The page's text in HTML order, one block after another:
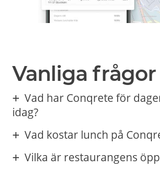
Vanliga frågor
Vad har Conqrete för
idag?
Vad kostar lunch på
Vilka är restaurangens